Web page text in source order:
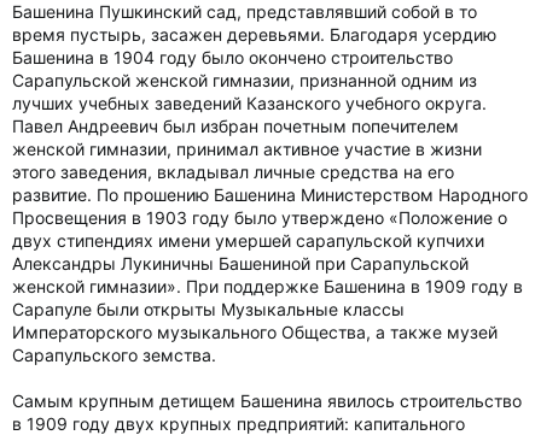
Башенина Пушкинский сад, представлявший собой в то
время пустырь, засажен деревьями. Благодаря усердию
Башенина в 1904 году было окончено строительство
Сарапульской женской гимназии, признанной одним из
лучших учебных заведений Казанского учебного округа.
Павел Андреевич был избран почетным попечителем
женской гимназии, принимал активное участие в жизни
этого заведения, вкладывал личные средства на его
развитие. По прошению Башенина Министерством Народного
Просвещения в 1903 году было утверждено «Положение о
двух стипендиях имени умершей сарапульской купчихи
Александры Лукиничны Башениной при Сарапульской
женской гимназии». При поддержке Башенина в 1909 году в
Сарапуле были открыты Музыкальные классы
Императорского музыкального Общества, а также музей
Сарапульского земства.
Самым крупным детищем Башенина явилось строительство
в 1909 году двух крупных предприятий: капитального